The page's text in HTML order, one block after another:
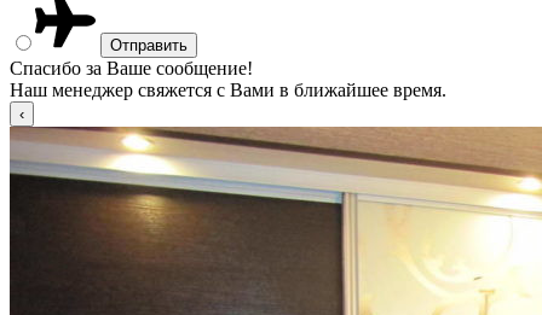
Спасибо за Ваше сообщение!
Наш менеджер свяжется с Вами в ближайшее время.